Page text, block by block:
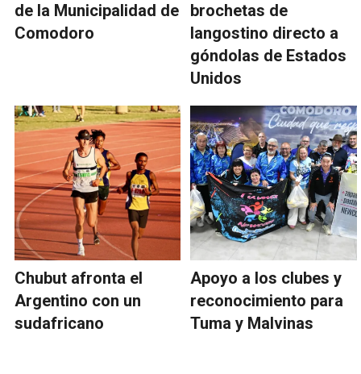
de la Municipalidad de
Comodoro
brochetas de
langostino directo a
góndolas de Estados
Unidos
Chubut afronta el
Argentino con un
sudafricano
Apoyo a los clubes y
reconocimiento para
Tuma y Malvinas